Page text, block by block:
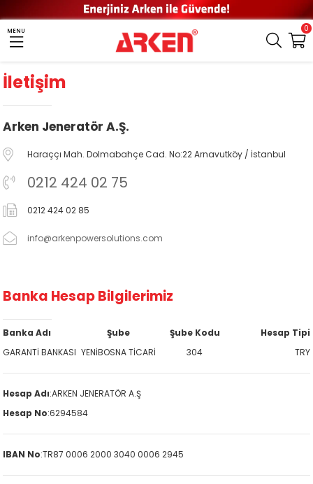
MENU 0
İletişim
Arken Jeneratör A.Ş.
Haraççı Mah. Dolmabahçe Cad. No:22 Arnavutköy / İstanbul
0212 424 02 75
0212 424 02 85
info@arkenpowersolutions.com
Banka Hesap Bilgilerimiz
Banka Adı
GARANTİ BANKASI
Şube
YENİBOSNA TİCARİ
Şube Kodu
304
Hesap Tipi
TRY
Hesap Adı:ARKEN JENERATÖR A.Ş
Hesap No:6294584
IBAN No:TR87 0006 2000 3040 0006 2945